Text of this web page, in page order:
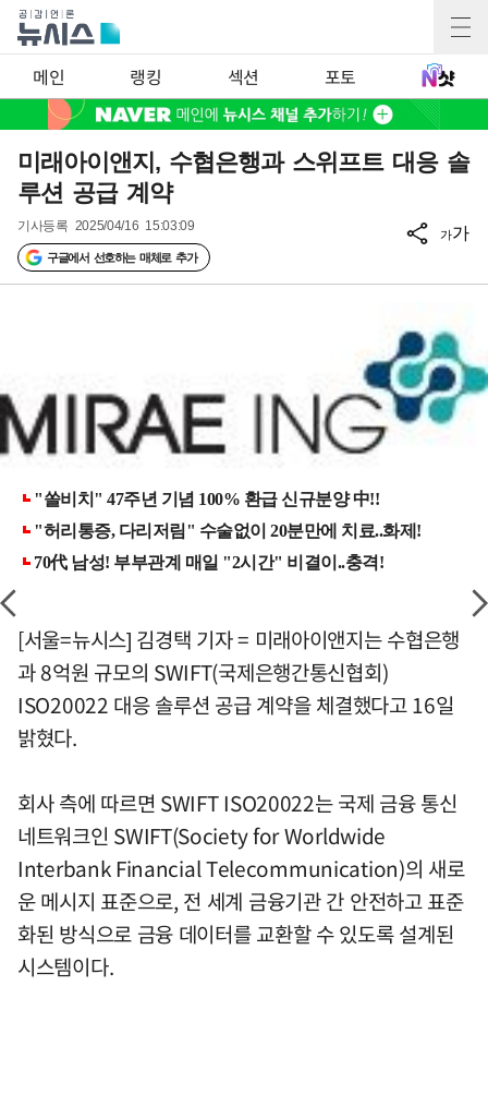
메인 랭킹 섹션 포토
미래아이앤지, 수협은행과 스위프트 대응 솔
루션 공급 계약
기사등록 2025/04/16 15:03:09
구글에서 선호하는 매체로 추가
가가
[서울=뉴시스] 김경택 기자 = 미래아이앤지는 수협은행
과 8억원 규모의 SWIFT(국제은행간통신협회)
ISO20022 대응 솔루션 공급 계약을 체결했다고 16일
밝혔다.
회사 측에 따르면 SWIFT ISO20022는 국제 금융 통신
네트워크인 SWIFT(Society for Worldwide
Interbank Financial Telecommunication)의 새로
운 메시지 표준으로, 전 세계 금융기관 간 안전하고 표준
화된 방식으로 금융 데이터를 교환할 수 있도록 설계된
시스템이다.